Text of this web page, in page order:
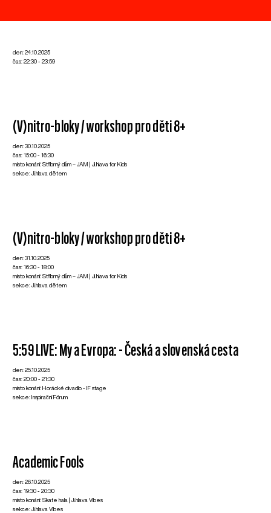
den: 24.10.2025
čas: 22:30 - 23:59
(V)nitro-bloky / workshop pro děti 8+
den: 30.10.2025
čas: 15:00 - 16:30
místo konání: Stříbrný dům – JAM | Ji.hlava for Kids
sekce: Ji.hlava dětem
(V)nitro-bloky / workshop pro děti 8+
den: 31.10.2025
čas: 16:30 - 18:00
místo konání: Stříbrný dům – JAM | Ji.hlava for Kids
sekce: Ji.hlava dětem
5:59 LIVE: My a Evropa: - Česká a slovenská cesta
den: 25.10.2025
čas: 20:00 - 21:30
místo konání: Horácké divadlo - IF stage
sekce: Inspirační Fórum
Academic Fools
den: 26.10.2025
čas: 19:30 - 20:30
místo konání: Skate hala | Ji.hlava Vibes
sekce: Ji.hlava Vibes